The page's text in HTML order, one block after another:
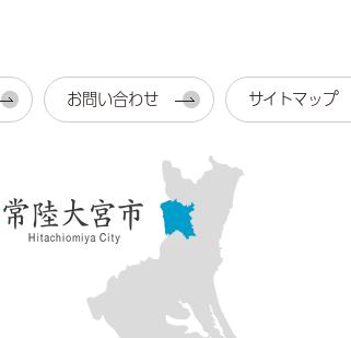
お問い合わせ サイトマップ